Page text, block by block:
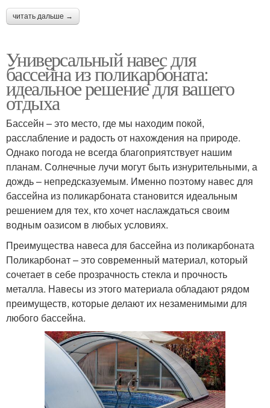
читать дальше →
Универсальный навес для
бассейна из поликарбоната:
идеальное решение для вашего
отдыха
Бассейн – это место, где мы находим покой,
расслабление и радость от нахождения на природе.
Однако погода не всегда благоприятствует нашим
планам. Солнечные лучи могут быть изнурительными, а
дождь – непредсказуемым. Именно поэтому навес для
бассейна из поликарбоната становится идеальным
решением для тех, кто хочет наслаждаться своим
водным оазисом в любых условиях.
Преимущества навеса для бассейна из поликарбоната
Поликарбонат – это современный материал, который
сочетает в себе прозрачность стекла и прочность
металла. Навесы из этого материала обладают рядом
преимуществ, которые делают их незаменимыми для
любого бассейна.